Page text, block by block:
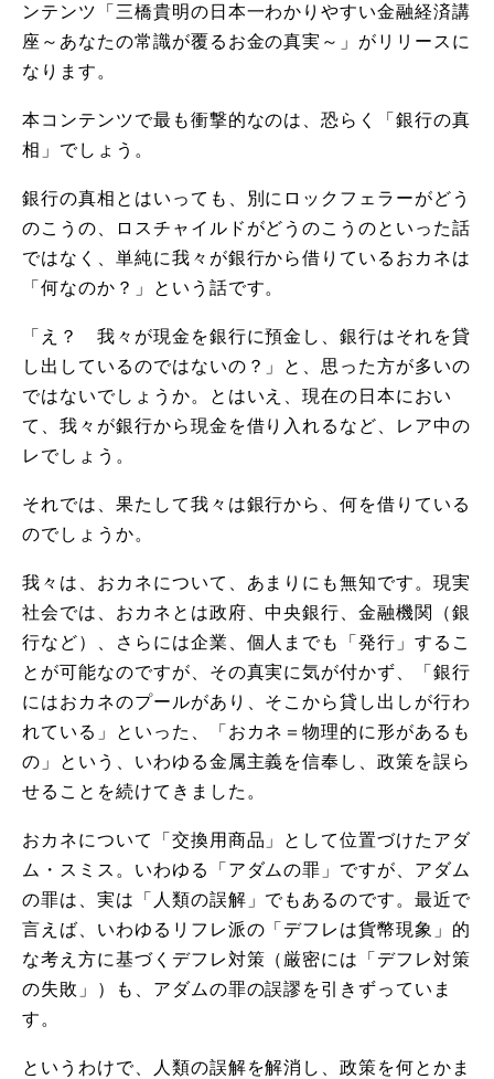
ンテンツ「三橋貴明の日本一わかりやすい金融経済講
座～あなたの常識が覆るお金の真実～」がリリースに
なります。
本コンテンツで最も衝撃的なのは、恐らく「銀行の真
相」でしょう。
銀行の真相とはいっても、別にロックフェラーがどう
のこうの、ロスチャイルドがどうのこうのといった話
ではなく、単純に我々が銀行から借りているおカネは
「何なのか？」という話です。
「え？ 我々が現金を銀行に預金し、銀行はそれを貸
し出しているのではないの？」と、思った方が多いの
ではないでしょうか。とはいえ、現在の日本におい
て、我々が銀行から現金を借り入れるなど、レア中の
レでしょう。
それでは、果たして我々は銀行から、何を借りている
のでしょうか。
我々は、おカネについて、あまりにも無知です。現実
社会では、おカネとは政府、中央銀行、金融機関（銀
行など）、さらには企業、個人までも「発行」するこ
とが可能なのですが、その真実に気が付かず、「銀行
にはおカネのプールがあり、そこから貸し出しが行わ
れている」といった、「おカネ＝物理的に形があるも
の」という、いわゆる金属主義を信奉し、政策を誤ら
せることを続けてきました。
おカネについて「交換用商品」として位置づけたアダ
ム・スミス。いわゆる「アダムの罪」ですが、アダム
の罪は、実は「人類の誤解」でもあるのです。最近で
言えば、いわゆるリフレ派の「デフレは貨幣現象」的
な考え方に基づくデフレ対策（厳密には「デフレ対策
の失敗」）も、アダムの罪の誤謬を引きずっていま
す。
というわけで、人類の誤解を解消し、政策を何とかま